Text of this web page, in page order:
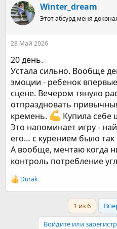
к
ц
и
Winter_dream
Этот абсурд меня
28 Май 2026
20 день.
Устала сильно. Вообще
эмоции - ребенок
сцене. Вечером тянуло
отпраздновать
кремень.
Купила себе
Это напоминает игру -
его… с курением было
А вообще, мечтаю когда
контроль потребление
Р
е
Durak
1 из 6
Войдите или